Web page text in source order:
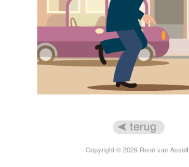
Copyright © 2026 René van Asselt